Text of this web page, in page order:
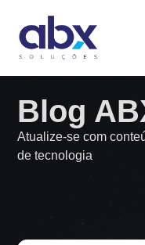
Blog
Atualize-se com
de tecnologia